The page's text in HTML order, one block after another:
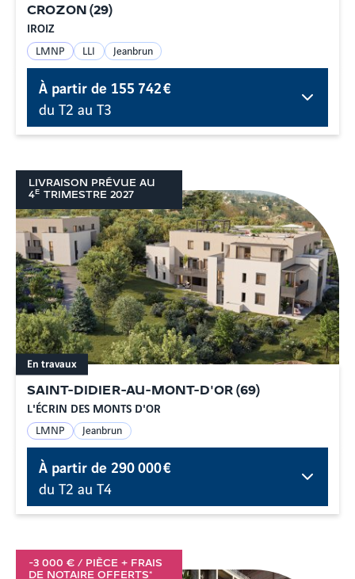
CROZON (29)
IROIZ
LMNP LLI Jeanbrun
À partir de155 742 €
du T2 au T3
LIVRAISON PRÉVUE AU
4E TRIMESTRE 2027
SAINT-DIDIER-AU-MONT-D'OR (69)
L'ÉCRIN DES MONTS D'OR
En travaux
LMNP Jeanbrun
À partir de290 000 €
du T2 au T4
-3 000 € / PIÈCE + FRAIS
DE NOTAIRE OFFERTS*